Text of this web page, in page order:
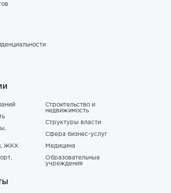
ЖКХ
Строительство и
недвижимость
Структуры власти
Сфера бизнес-услуг
Медицина
Образовательные
учреждения